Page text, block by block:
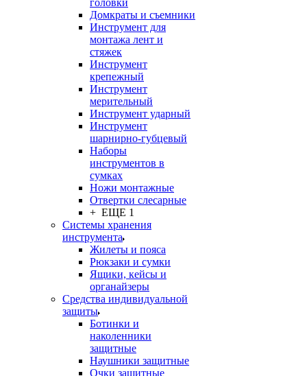
головки
Домкраты и съемники
Инструмент для
монтажа лент и
стяжек
Инструмент
крепежный
Инструмент
мерительный
Инструмент ударный
Инструмент
шарнирно-губцевый
Наборы
инструментов в
сумках
Ножи монтажные
Отвертки слесарные
+ ЕЩЕ 1
Системы хранения
инструмента
Жилеты и пояса
Рюкзаки и сумки
Ящики, кейсы и
органайзеры
Средства индивидуальной
защиты
Ботинки и
наколенники
защитные
Наушники защитные
Очки защитные